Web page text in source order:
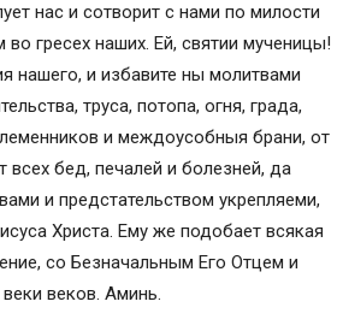
нас и сотворит с нами по милости
гресех наших. Ей, святии мученицы!
нашего, и избавите ны молитвами
труса, потопа, огня, града,
и междоусобныя брани, от
всех бед, печалей и болезней, да
и предстательством укрепляеми,
Христа. Ему же подобает всякая
со Безначальным Его Отцем и
веков. Аминь.